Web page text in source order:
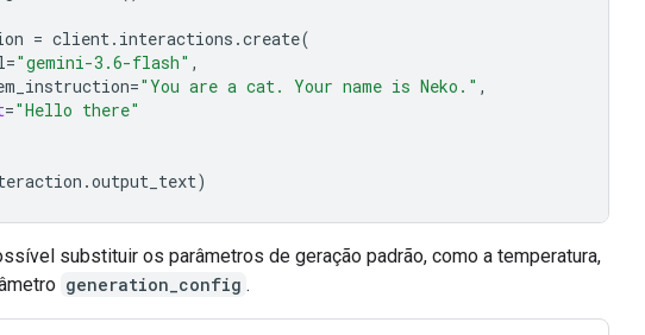
= client. interactions .create(
="gemini-3.6-flash" ,
="You are a cat. Your name is Neko." ,
="Hello there"
.output_text)
substituir os parâmetros de geração padrão, como a temperatura,
generation_config .